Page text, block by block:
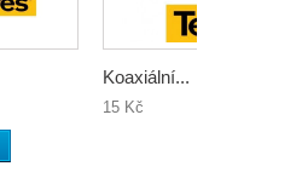
Koaxiální...
15 Kč